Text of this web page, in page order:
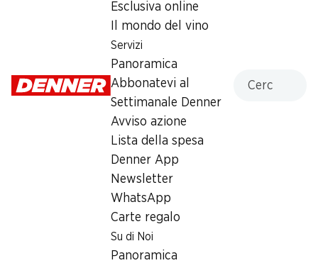
Esclusiva online
Il mondo del vino
Servizi
Panoramica
Abbonatevi al
Settimanale Denner
Avviso azione
Lista della spesa
Denner App
Newsletter
WhatsApp
Carte regalo
Su di Noi
Panoramica
Lunedì
Prelievo di contanti con Post-Card / M-